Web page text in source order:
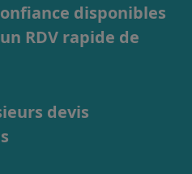
disponibles
RDV rapide de
devis